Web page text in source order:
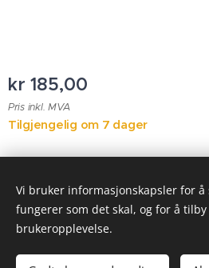
kr 185,00
Pris inkl. MVA
Tilgjengelig om 7 dager
© 2023 Alle
Vi bruker informasjonskapsler for
fungerer som det skal, og for å
brukeropplevelse.